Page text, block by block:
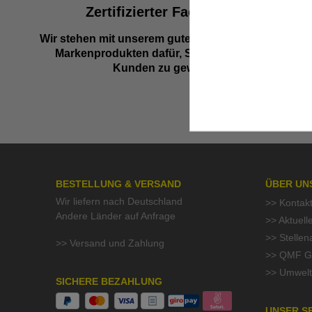
Zertifizierter Fachhändler
Wir stehen mit unserem guten Namen und besten
Markenprodukten dafür, Sie als zufriedenen
Kunden zu gewinnen.
BESTELLUNG & VERSAND
Wir liefern nach Deutschland
Andere Länder auf Anfrage
>> Versand und Zahlung
SICHERE BEZAHLUNG
ÜBER
>>
>>
>>
>> QMF
>>